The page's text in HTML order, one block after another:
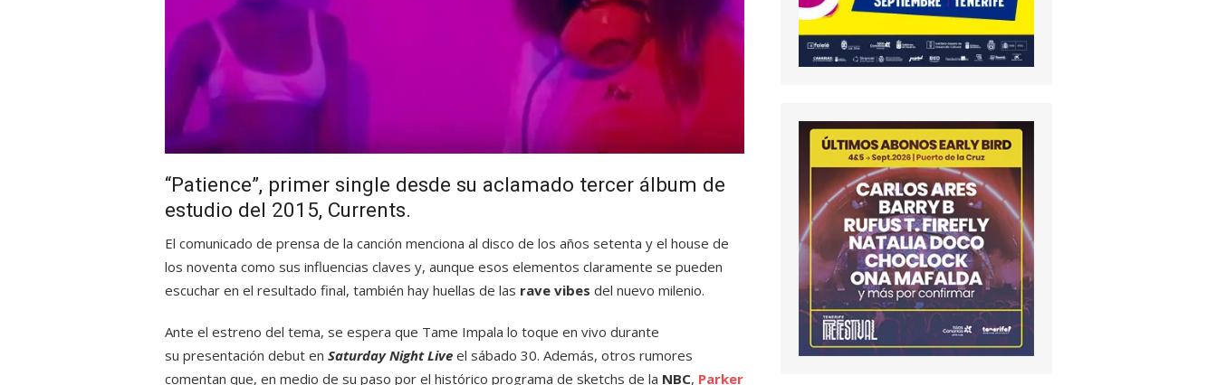
“Patience”, primer single desde su aclamado tercer álbum de
estudio del 2015, Currents.
El comunicado de prensa de la canción menciona al disco de los años setenta y el house de
los noventa como sus influencias claves y, aunque esos elementos claramente se pueden
escuchar en el resultado final, también hay huellas de las rave vibes del nuevo milenio.
Ante el estreno del tema, se espera que Tame Impala lo toque en vivo durante
su presentación debut en Saturday Night Live el sábado 30. Además, otros rumores
comentan que, en medio de su paso por el histórico programa de sketchs de la NBC, Parker